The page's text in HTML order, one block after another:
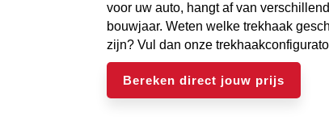
voor uw auto, hangt af van
bouwjaar. Weten welke trekhaak
zijn? Vul dan onze
Bereken direct jouw prijs